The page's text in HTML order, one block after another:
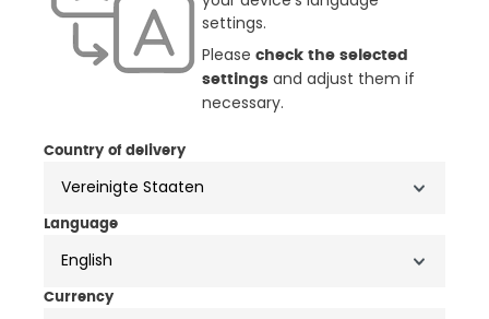
Durchschnittliche
(11)
BIS ZU -30% -58%
settings.
Please check the selected
settings and adjust them if
necessary.
Country of delivery
Language
English
Currency